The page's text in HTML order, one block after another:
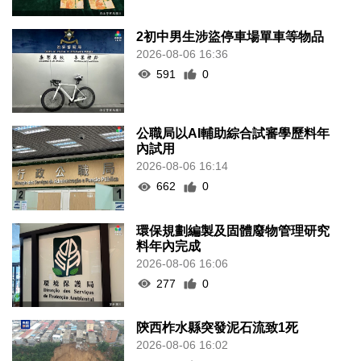
2初中男生涉盜停車場單車等物品
2026-08-06 16:36
591
0
公職局以AI輔助綜合試審學歷料年
內試用
2026-08-06 16:14
662
0
環保規劃編製及固體廢物管理研究
料年內完成
2026-08-06 16:06
277
0
陝西柞水縣突發泥石流致1死
2026-08-06 16:02